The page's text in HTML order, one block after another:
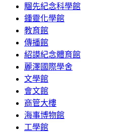
騮先紀念科學館
鍾靈化學館
教育館
傳播館
紹謨紀念體育館
麗澤國際學舍
文學館
會文館
商管大樓
海事博物館
工學館